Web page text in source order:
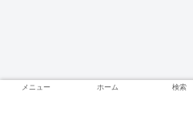
メニュー ホーム 検索